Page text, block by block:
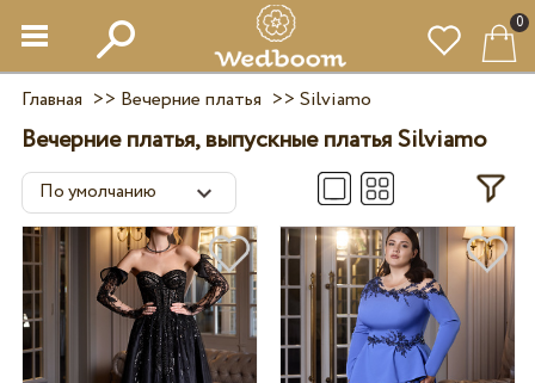
0
Главная >> Вечерние платья >> Silviamo
Вечерние платья, выпускные платья Silviamo